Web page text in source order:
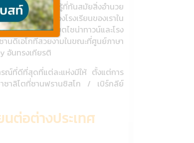
โนโลยีการเรียนรู้ที่ทันสมัยสิ่งอำนวย
หาวิทยาลัยของโรงเรียนของเราใน
างสมบูรณ์ในเขตไชน่าทาวน์และโรง
นดิเอโกที่สวยงามในขณะที่ศูนย์ภาษา
อันทรงเกียรติ
รณ์ที่ดีที่สุดที่แต่ละแห่งมีให้ ตั้งแต่การ
าซาลิโตที่ซานฟรานซิสโก / เบิร์กลีย์
ต่อต่างประเทศ